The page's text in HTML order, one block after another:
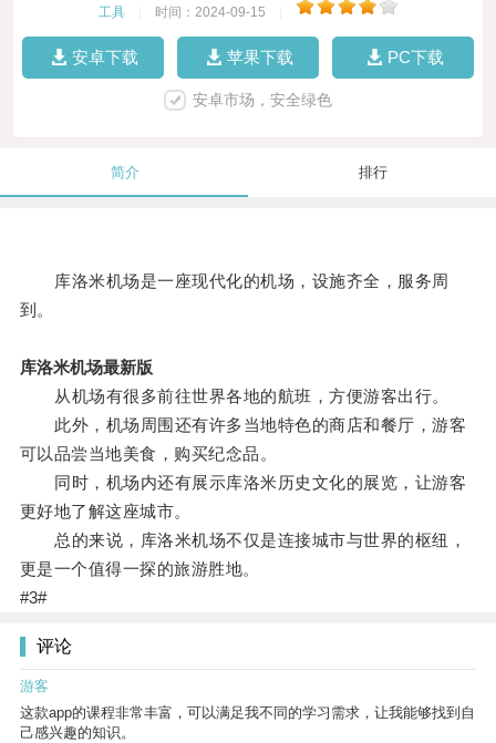
工具 时间：2024-09-15
安卓下载 苹果下载 PC下载
安卓市场，安全绿色
简介 排行
库洛米机场是一座现代化的机场，设施齐全，服务周
到。
库洛米机场最新版
从机场有很多前往世界各地的航班，方便游客出行。
此外，机场周围还有许多当地特色的商店和餐厅，游客
可以品尝当地美食，购买纪念品。
同时，机场内还有展示库洛米历史文化的展览，让游客
更好地了解这座城市。
总的来说，库洛米机场不仅是连接城市与世界的枢纽，
更是一个值得一探的旅游胜地。
#3#
评论
游客
这款app的课程非常丰富，可以满足我不同的学习需求，让我能够找到自
己感兴趣的知识。